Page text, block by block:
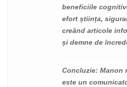
beneficiile
efort știința,
creând articole
și demne de
Concluzie: Manon
este un